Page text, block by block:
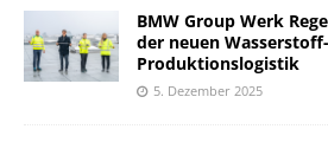
BMW Group Werk
der neuen
Produktionslogistik
5. Dezember 2025